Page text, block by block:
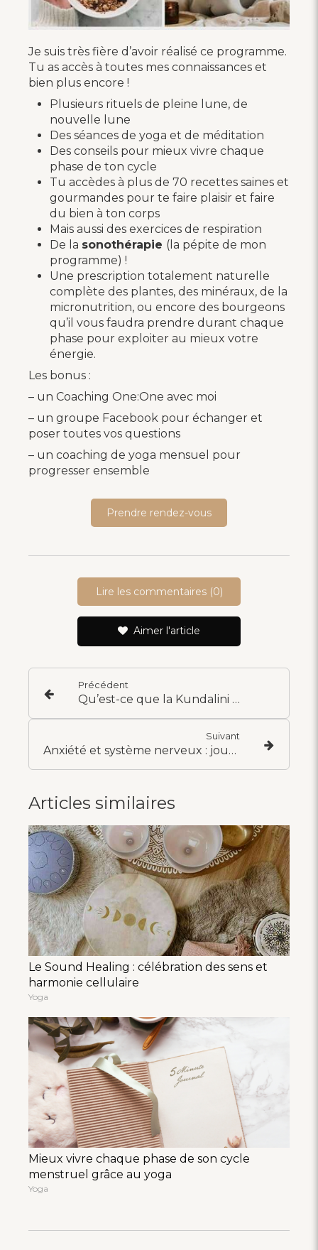
Je suis très fière d’avoir réalisé ce programme.
Tu as accès à toutes mes connaissances et
bien plus encore !
Plusieurs rituels de pleine lune, de
nouvelle lune
Des séances de yoga et de méditation
Des conseils pour mieux vivre chaque
phase de ton cycle
Tu accèdes à plus de 70 recettes saines et
gourmandes pour te faire plaisir et faire
du bien à ton corps
Mais aussi des exercices de respiration
De la sonothérapie (la pépite de mon
programme) !
Une prescription totalement naturelle
complète des plantes, des minéraux, de la
micronutrition, ou encore des bourgeons
qu’il vous faudra prendre durant chaque
phase pour exploiter au mieux votre
énergie.
Les bonus :
– un Coaching One:One avec moi
– un groupe Facebook pour échanger et
poser toutes vos questions
– un coaching de yoga mensuel pour
progresser ensemble
Prendre rendez-vous
Lire les commentaires (0)
Aimer l'article
Précédent
Qu’est-ce que la Kundalini activation ou activation de l’energie vital?
Suivant
Anxiété et système nerveux : journal de bord d'une fille qui stresse pour un mail à 8h47. (épisode 2)
Articles similaires
Le Sound Healing : célébration des sens et
harmonie cellulaire
Yoga
Mieux vivre chaque phase de son cycle
menstruel grâce au yoga
Yoga